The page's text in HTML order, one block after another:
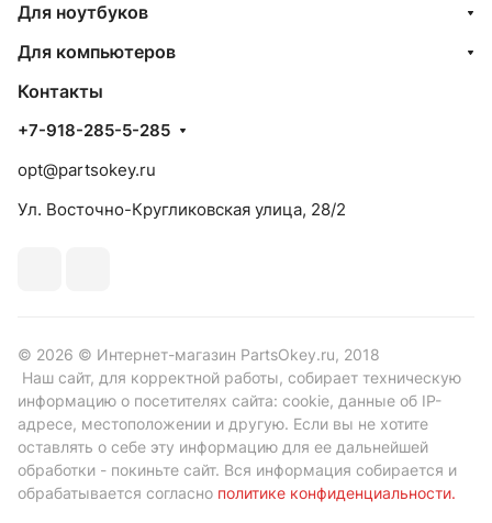
Для ноутбуков
Для компьютеров
Контакты
+7-918-285-5-285
opt@partsokey.ru
Ул. Восточно-Кругликовская улица, 28/2
© 2026 © Интернет-магазин PartsOkey.ru, 2018
Наш сайт, для корректной работы, собирает техническую
информацию о посетителях сайта: cookie, данные об IP-
адресе, местоположении и другую. Если вы не хотите
оставлять о себе эту информацию для ее дальнейшей
обработки - покиньте сайт. Вся информация собирается и
обрабатывается согласно политике конфиденциальности.